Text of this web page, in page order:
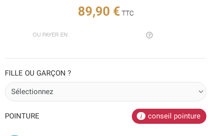
89,90 € TTC
OU PAYER EN
FILLE OU GARÇON ?
POINTURE conseil pointure